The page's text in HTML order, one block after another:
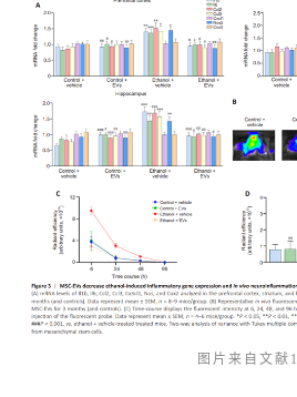
图片来自文献1